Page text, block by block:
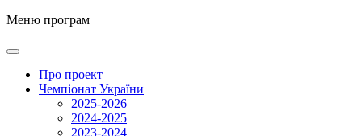
Меню програм
Про проект
Чемпіонат України
2025-2026
2024-2025
2023-2024